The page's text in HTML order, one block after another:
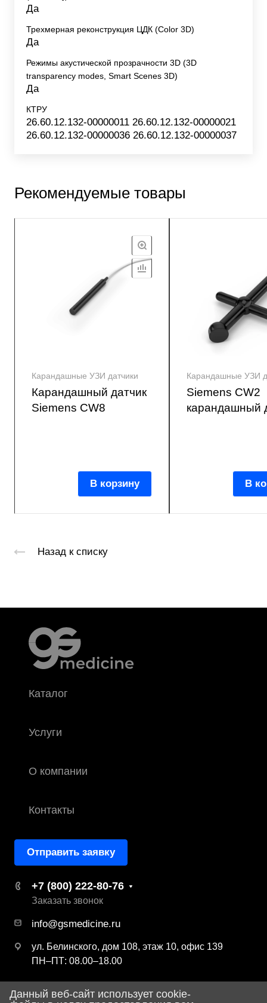
Да
Трехмерная реконструкция ЦДК (Color 3D)
Да
Режимы акустической прозрачности 3D (3D
transparency modes, Smart Scenes 3D)
Да
КТРУ
26.60.12.132-00000011 26.60.12.132-00000021
26.60.12.132-00000036 26.60.12.132-00000037
Рекомендуемые товары
Карандашные УЗИ датчики
Карандашный датчик
Siemens CW8
В корзину
Карандашные УЗИ
Siemens CW2
карандашный
В
Назад к списку
Каталог
Услуги
О компании
Контакты
Отправить заявку
+7 (800) 222-80-76
Заказать звонок
info@gsmedicine.ru
ул. Белинского, дом 108, этаж 10, офис 139
ПН–ПТ: 08.00–18.00
© 2026 ООО «ДЖИ ЭС Медицина»
Данный веб-сайт использует cookie-